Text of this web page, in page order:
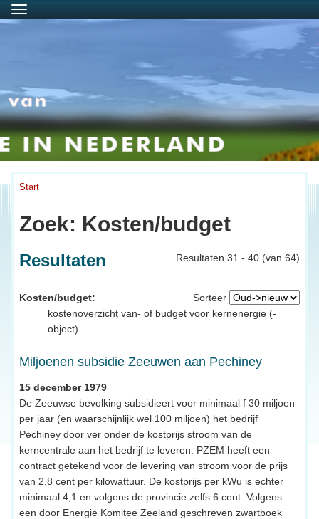
Menu
Start
Zoek: Kosten/budget
Resultaten 31 - 40 (van 64)
Resultaten
Sorteer
Kosten/budget:
kostenoverzicht van- of budget voor kernenergie (-
object)
Miljoenen subsidie Zeeuwen aan Pechiney
15 december 1979
De Zeeuwse bevolking subsidieert voor minimaal f 30 miljoen
per jaar (en waarschijnlijk wel 100 miljoen) het bedrijf
Pechiney door ver onder de kostprijs stroom van de
kerncentrale aan het bedrijf te leveren. PZEM heeft een
contract getekend voor de levering van stroom voor de prijs
van 2,8 cent per kilowattuur. De kostprijs per kWu is echter
minimaal 4,1 en volgens de provincie zelfs 6 cent. Volgens
een door Energie Komitee Zeeland geschreven zwartboek